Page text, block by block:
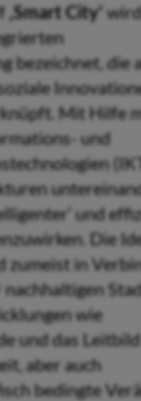
‚Smart City‘
bezeichnet, die
Mit Hilfe
und
und
Die
zumeist in
wie
und das Leitbild
aber auch
bedingte